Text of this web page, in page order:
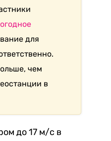
для
чем
в
до 17 м/с в